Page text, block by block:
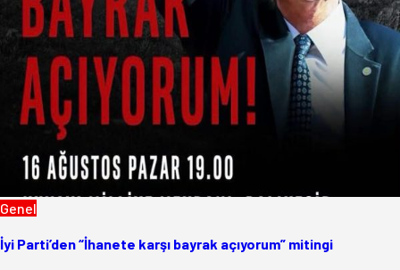
Genel
İyi Parti’den “İhanete karşı bayrak açıyorum” mitingi